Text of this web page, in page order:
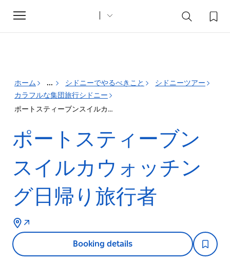
Toggle
navigation
ホーム ... シドニーでやるべきこと
シドニーツアー
カラフルな集団旅行シドニー
ポートスティーブンスイルカウォッチング日帰り旅行者
ポートスティーブン
スイルカウォッチン
グ日帰り旅行者
Booking details